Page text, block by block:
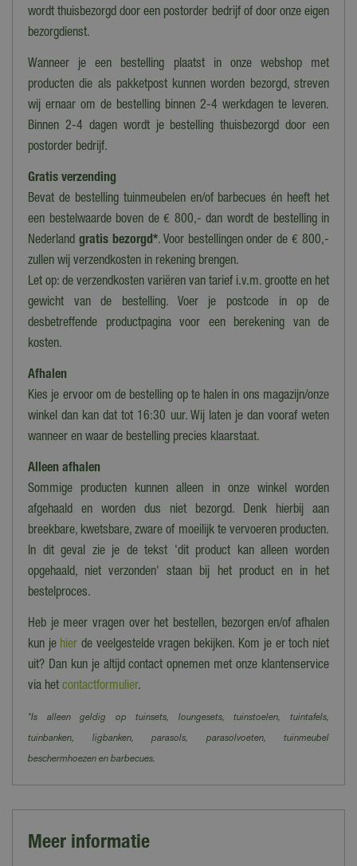
Bewegend
Geluid
Nee
Lengte
19 cm
Breedte
12 cm
Hoogte
12 cm
Voeding
Adapter, Batterijen
wordt thuisbezorgd door een postorder bedrijf of door onze eigen
bezorgdienst.
Wanneer je een bestelling plaatst in onze webshop met
producten die als pakketpost kunnen worden bezorgd, streven
wij ernaar om de bestelling binnen 2-4 werkdagen te leveren.
Binnen 2-4 dagen wordt je bestelling thuisbezorgd door een
postorder bedrijf.
Gratis verzending
Bevat de bestelling tuinmeubelen en/of barbecues én heeft het
een bestelwaarde boven de € 800,- dan wordt de bestelling in
Nederland gratis bezorgd*. Voor bestellingen onder de € 800,-
zullen wij verzendkosten in rekening brengen.
Let op: de verzendkosten variëren van tarief i.v.m. grootte en het
gewicht van de bestelling. Voer je postcode in op de
desbetreffende productpagina voor een berekening van de
kosten.
Afhalen
Kies je ervoor om de bestelling op te halen in ons magazijn/onze
winkel dan kan dat tot 16:30 uur. Wij laten je dan vooraf weten
wanneer en waar de bestelling precies klaarstaat.
Alleen afhalen
Sommige producten kunnen alleen in onze winkel worden
afgehaald en worden dus niet bezorgd. Denk hierbij aan
breekbare, kwetsbare, zware of moeilijk te vervoeren producten.
In dit geval zie je de tekst 'dit product kan alleen worden
opgehaald, niet verzonden' staan bij het product en in het
bestelproces.
Heb je meer vragen over het bestellen, bezorgen en/of afhalen
kun je hier de veelgestelde vragen bekijken. Kom je er toch niet
uit? Dan kun je altijd contact opnemen met onze klantenservice
via het contactformulier.
*Is alleen geldig op tuinsets, loungesets, tuinstoelen, tuintafels,
tuinbanken, ligbanken, parasols, parasolvoeten, tuinmeubel
beschermhoezen en barbecues.
Meer informatie